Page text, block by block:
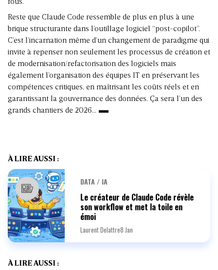
fous.
Reste que Claude Code ressemble de plus en plus à une
brique structurante dans l’outillage logiciel “post-copilot”.
C’est l’incarnation même d’un changement de paradigme qui
invite à repenser non seulement les processus de création et
de modernisation/refactorisation des logiciels mais
également l’organisation des équipes IT en préservant les
compétences critiques, en maîtrisant les coûts réels et en
garantissant la gouvernance des données. Ça sera l’un des
grands chantiers de 2026…
À LIRE AUSSI :
DATA / IA
Le créateur de Claude Code révèle
son workflow et met la toile en
émoi
Laurent Delattre8 Jan
À LIRE AUSSI :